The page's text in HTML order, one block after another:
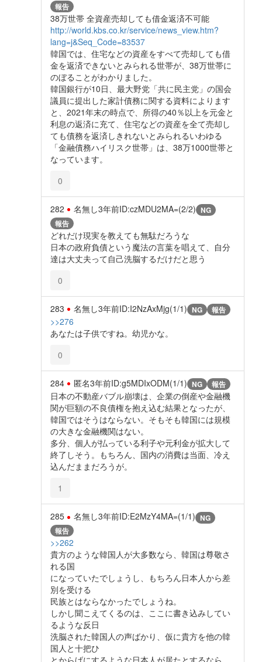
報告
38万世帯 全資産売却しても借金返済不可能
http://world.kbs.co.kr/service/news_view.htm?
lang=j&Seq_Code=83537
韓国では、住宅などの資産をすべて売却しても借
金を返済できないとみられる世帯が、38万世帯に
のぼることがわかりました。
韓国銀行が10日、最大野党「共に民主党」の国会
議員に提出した家計債務に関する資料によります
と、2021年末の時点で、所得の40％以上を元金と
利息の返済に充て、住宅などの資産を全て売却し
ても債務を返済しきれないとみられるいわゆる
「金融債務ハイリスク世帯」は、38万1000世帯と
なっています。
0
282 名無し3年前ID:czMDU2MA=(2/2) NG
報告
どれだけ現実を教えても無駄だろうな
日本の政府負債という魔法の言葉を唱えて、自分
達は大丈夫って自己洗脳するだけだと思う
0
283 名無し3年前ID:I2NzAxMjg(1/1) NG 報告
>>276
あなたは子供ですね。幼児かな。
0
284 匿名3年前ID:g5MDIxODM(1/1) NG 報告
日本の不動産バブル崩壊は、企業の倒産や金融機
関が巨額の不良債権を抱え込む結果となったが、
韓国ではそうはならない。そもそも韓国には規模
の大きな金融機関はない。
多分、個人が払っている利子や元利金が拡大して
終了しそう。もちろん、国内の消費は当面、冷え
込んだままだろうが。
1
285 名無し3年前ID:E2MzY4MA=(1/1) NG
報告
>>262
貴方のような韓国人が大多数なら、韓国は尊敬さ
れる国
になっていたでしょうし、もちろん日本人から差
別を受ける
民族とはならなかったでしょうね。
しかし聞こえてくるのは、ここに書き込みしてい
るような反日
洗脳された韓国人の声ばかり、仮に貴方を他の韓
国人と十把ひ
とからげにするような日本人が居たとするなら、